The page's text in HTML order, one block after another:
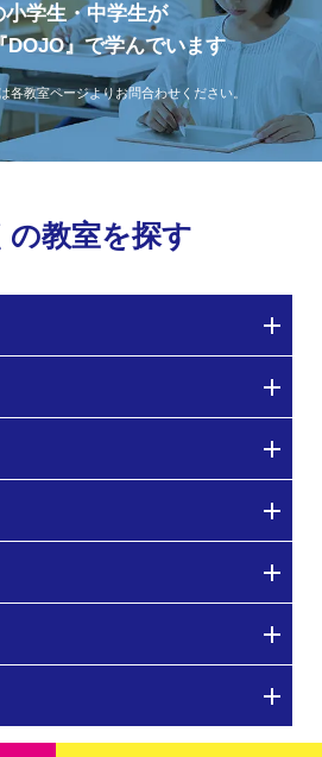
小学生・中学生が
DOJO』で学んでいます
教室ページよりお問合わせください。
の教室を探す